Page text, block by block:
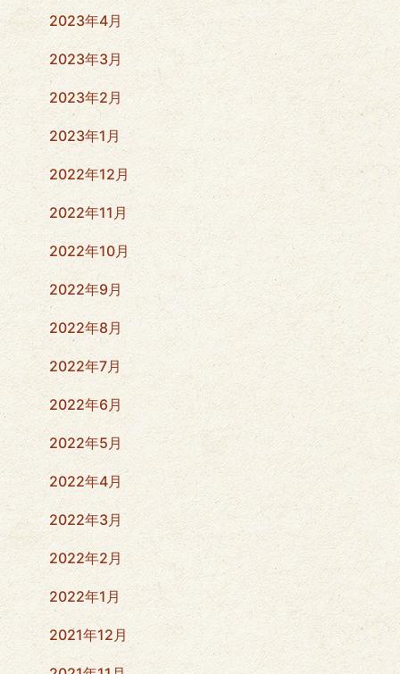
2023年4月
2023年3月
2023年2月
2023年1月
2022年12月
2022年11月
2022年10月
2022年9月
2022年8月
2022年7月
2022年6月
2022年5月
2022年4月
2022年3月
2022年2月
2022年1月
2021年12月